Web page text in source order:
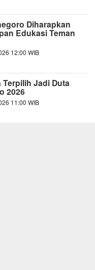
Diharapkan
Edukasi Teman
12:00 WIB
Jadi Duta
2026
11:00 WIB